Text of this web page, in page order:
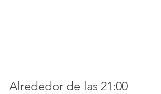
Alrededor de las 21:00